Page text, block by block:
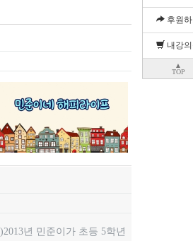
년 민준이가 초등 5학년
후원하
내강
▲
TOP